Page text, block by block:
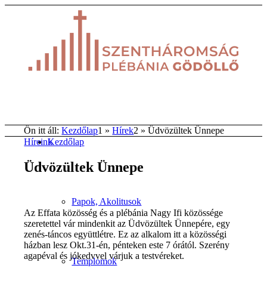
Kezdőlap
Papok, Akolitusok
Templomok
Ön itt áll: Kezdőlap1 »Hírek2 »Üdvözültek Ünnepe
Híreink
Üdvözültek Ünnepe
Az Effata közösség és a plébánia Nagy Ifi közössége
szeretettel vár mindenkit az Üdvözültek Ünnepére, egy
zenés-táncos együttlétre. Ez az alkalom itt a közösségi
házban lesz Okt.31-én, pénteken este 7 órától. Szerény
agapéval és jókedvvel várjuk a testvéreket.